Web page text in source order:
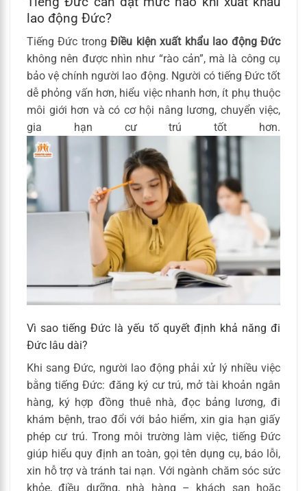
lao động Đức?
Tiếng Đức trongĐiều kiện xuất khẩu lao động Đức
không nên được nhìn như “rào cản”, mà là công cụ
bảo vệ chính người lao động. Người có tiếng Đức tốt
dễ phỏng vấn hơn, hiểu việc nhanh hơn, ít phụ thuộc
môi giới hơn và có cơ hội nâng lương, chuyển việc,
gia hạn cư trú tốt hơn.
Vì sao tiếng Đức là yếu tố quyết định khả năng đi
Đức lâu dài?
Khi sang Đức, người lao động phải xử lý nhiều việc
bằng tiếng Đức: đăng ký cư trú, mở tài khoản ngân
hàng, ký hợp đồng thuê nhà, đọc bảng lương, đi
khám bệnh, trao đổi với bảo hiểm, xin gia hạn giấy
phép cư trú. Trong môi trường làm việc, tiếng Đức
giúp hiểu quy định an toàn, gọi tên dụng cụ, báo lỗi,
xin hỗ trợ và tránh tai nạn. Với ngành chăm sóc sức
khỏe, điều dưỡng, nhà hàng – khách sạn hoặc